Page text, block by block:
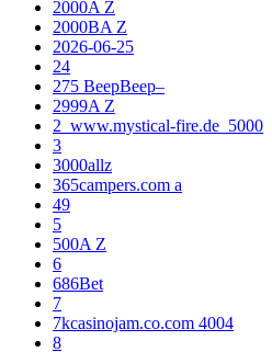
2000A Z
2000BA Z
2026-06-25
24
275 BeepBeep–
2999A Z
2_www.mystical-fire.de_5000
3
3000allz
365campers.com a
49
5
500A Z
6
686Bet
7
7kcasinojam.co.com 4004
8